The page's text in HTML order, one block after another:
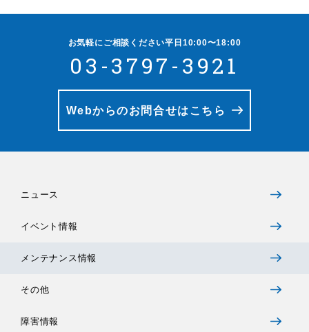
ニュース
イベント情報
メンテナンス情報
その他
障害情報
お気軽にご相談ください平日10:00〜18:00
03-3797-3921
Webからのお問合せはこちら